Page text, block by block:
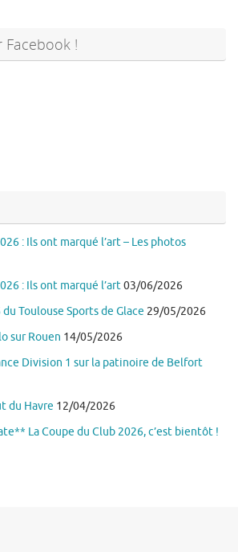
Facebook !
: Ils ont marqué l’art – Les photos
: Ils ont marqué l’art03/06/2026
Toulouse Sports de Glace 29/05/2026
sur Rouen 14/05/2026
Division 1 sur la patinoire de Belfort
du Havre 12/04/2026
La Coupe du Club 2026, c’est bientôt !